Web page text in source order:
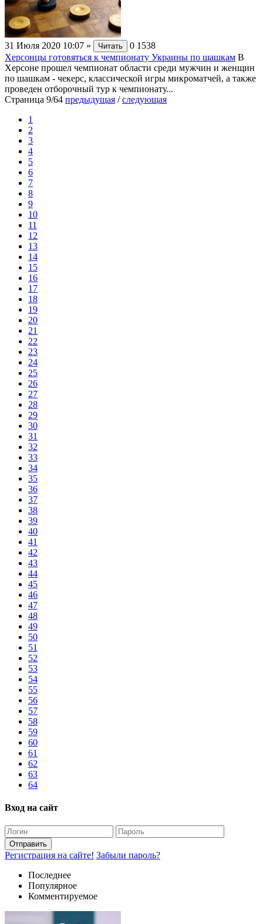
31 Июля 2020 10:07 » Читать 0 1538
Херсонцы готовяться к чемпионату Украины по шашкам В
Херсоне прошел чемпионат области среди мужчин и женщин
по шашкам - чекерс, классической игры микроматчей, а также
проведен отборочный тур к чемпионату...
Страница 9/64 предыдущая /следующая
1
2
3
4
5
6
7
8
9
10
11
12
13
14
15
16
17
18
19
20
21
22
23
24
25
26
27
28
29
30
31
32
33
34
35
36
37
38
39
40
41
42
43
44
45
46
47
48
49
50
51
52
53
54
55
56
57
58
59
60
61
62
63
64
Вход на сайт
Отправить
Регистрация на сайте! Забыли пароль?
Последнее
Популярное
Комментируемое